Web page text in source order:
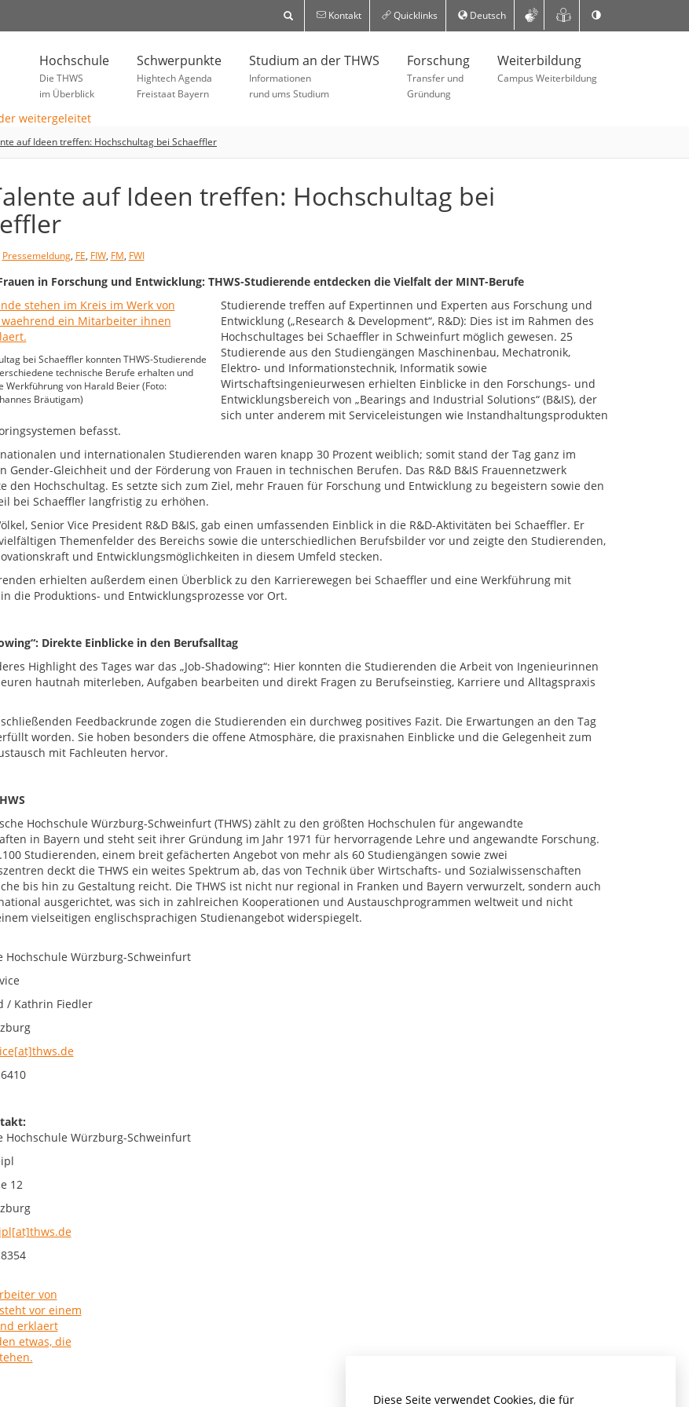
Diese Seite verwendet Cookies, die für
Kontakt Quicklinks Deutsch
Hochschule
Die THWS
im Überblick
Schwerpunkte
Hightech Agenda
Freistaat Bayern
Studium an der THWS
Informationen
rund ums Studium
Forschung
Transfer und
Gründung
Weiterbildung
Campus Weiterbildung
auf Ideen treffen: Hochschultag bei Schaeffler
auf Ideen treffen: Hochschultag bei
Pressemeldung, FE, FIW, FM, FWI
in Forschung und Entwicklung: THWS-Studierende entdecken die Vielfalt der MINT-Berufe
bei Schaeffler konnten THWS-Studierende
technische Berufe erhalten und
Werkführung von Harald Beier (Foto:
Bräutigam)
Studierende treffen auf Expertinnen und Experten aus Forschung und
Entwicklung („Research & Development“, R&D): Dies ist im Rahmen des
Hochschultages bei Schaeffler in Schweinfurt möglich gewesen. 25
Studierende aus den Studiengängen Maschinenbau, Mechatronik,
Elektro- und Informationstechnik, Informatik sowie
Wirtschaftsingenieurwesen erhielten Einblicke in den Forschungs- und
Entwicklungsbereich von „Bearings and Industrial Solutions“ (B&IS), der
sich unter anderem mit Serviceleistungen wie Instandhaltungsprodukten
befasst.
und internationalen Studierenden waren knapp 30 Prozent weiblich; somit stand der Tag ganz im
Gender-Gleichheit und der Förderung von Frauen in technischen Berufen. Das R&D B&IS Frauennetzwerk
den Hochschultag. Es setzte sich zum Ziel, mehr Frauen für Forschung und Entwicklung zu begeistern sowie den
bei Schaeffler langfristig zu erhöhen.
Senior Vice President R&D B&IS, gab einen umfassenden Einblick in die R&D-Aktivitäten bei Schaeffler. Er
Themenfelder des Bereichs sowie die unterschiedlichen Berufsbilder vor und zeigte den Studierenden,
und Entwicklungsmöglichkeiten in diesem Umfeld stecken.
erhielten außerdem einen Überblick zu den Karrierewegen bei Schaeffler und eine Werkführung mit
die Produktions- und Entwicklungsprozesse vor Ort.
Direkte Einblicke in den Berufsalltag
Highlight des Tages war das „Job-Shadowing“: Hier konnten die Studierenden die Arbeit von Ingenieurinnen
hautnah miterleben, Aufgaben bearbeiten und direkt Fragen zu Berufseinstieg, Karriere und Alltagspraxis
Feedbackrunde zogen die Studierenden ein durchweg positives Fazit. Die Erwartungen an den Tag
worden. Sie hoben besonders die offene Atmosphäre, die praxisnahen Einblicke und die Gelegenheit zum
mit Fachleuten hervor.
Hochschule Würzburg-Schweinfurt (THWS) zählt zu den größten Hochschulen für angewandte
in Bayern und steht seit ihrer Gründung im Jahr 1971 für hervorragende Lehre und angewandte Forschung.
Studierenden, einem breit gefächerten Angebot von mehr als 60 Studiengängen sowie zwei
deckt die THWS ein weites Spektrum ab, das von Technik über Wirtschafts- und Sozialwissenschaften
bis hin zu Gestaltung reicht. Die THWS ist nicht nur regional in Franken und Bayern verwurzelt, sondern auch
ausgerichtet, was sich in zahlreichen Kooperationen und Austauschprogrammen weltweit und nicht
vielseitigen englischsprachigen Studienangebot widerspiegelt.
Hochschule Würzburg-Schweinfurt
/ Kathrin Fiedler
Hochschule Würzburg-Schweinfurt
12